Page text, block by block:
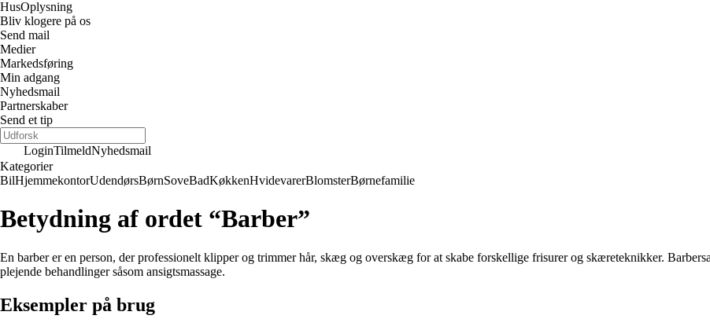
HusOplysning
Bliv klogere på os
Send mail
Medier
Markedsføring
Min adgang
Nyhedsmail
Partnerskaber
Send et tip
LoginTilmeldNyhedsmail
Kategorier
BilHjemmekontorUdendørsBørnSoveBadKøkkenHvidevarerBlomsterBørnefamilie
Betydning af ordet “Barber”
En barber er en person, der professionelt klipper og trimmer hår, skæg og overskæg for at skabe forskellige frisurer og skæreteknikker.
plejende behandlinger såsom ansigtsmassage.
Eksempler på brug